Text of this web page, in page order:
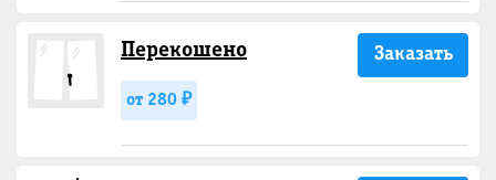
Перекошено
от 280 ₽
Заказать